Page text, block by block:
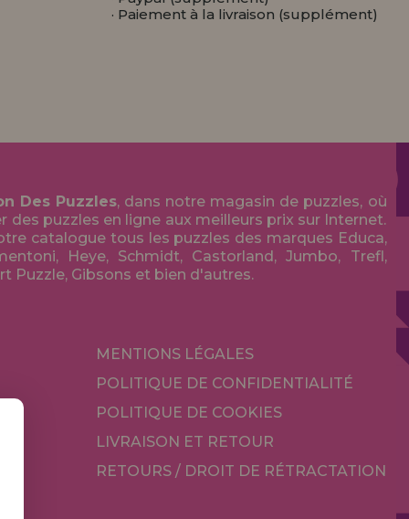
· Paiement à la livraison (supplément)
Des Puzzles, dans notre magasin de puzzles, où
des puzzles en ligne aux meilleurs prix sur Internet.
catalogue tous les puzzles des marques Educa,
Heye, Schmidt, Castorland, Jumbo, Trefl,
Puzzle, Gibsons et bien d'autres.
MENTIONS LÉGALES
POLITIQUE DE CONFIDENTIALITÉ
POLITIQUE DE COOKIES
LIVRAISON ET RETOUR
RETOURS / DROIT DE RÉTRACTATION